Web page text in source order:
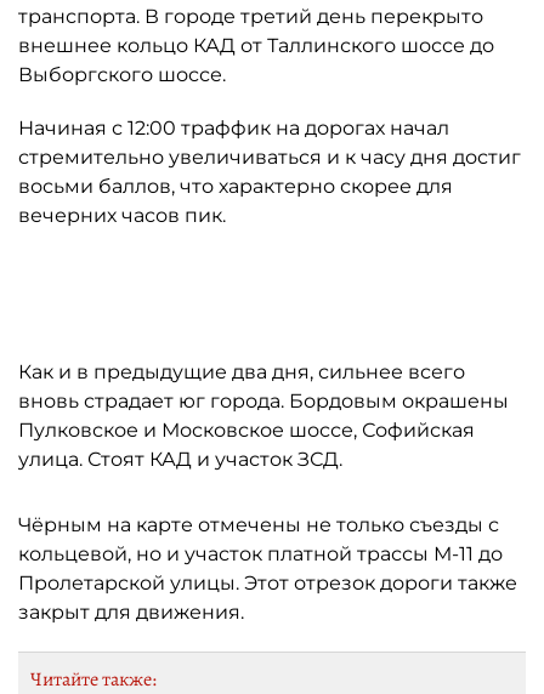
транспорта. В городе третий день перекрыто
внешнее кольцо КАД от Таллинского шоссе до
Выборгского шоссе.
Начиная с 12:00 траффик на дорогах начал
стремительно увеличиваться и к часу дня достиг
восьми баллов, что характерно скорее для
вечерних часов пик.
Как и в предыдущие два дня, сильнее всего
вновь страдает юг города. Бордовым окрашены
Пулковское и Московское шоссе, Софийская
улица. Стоят КАД и участок ЗСД.
Чёрным на карте отмечены не только съезды с
кольцевой, но и участок платной трассы М-11 до
Пролетарской улицы. Этот отрезок дороги также
закрыт для движения.
Читайте также: